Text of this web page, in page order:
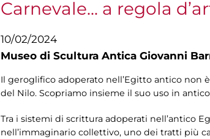
Carnevale... a regola
10/02/2024
Museo di Scultura Antica Giovanni
Il geroglifico adoperato nell’Egitto antico non
del Nilo. Scopriamo insieme il suo uso in
Tra i sistemi di scrittura adoperati nell’antico
nell’immaginario collettivo, uno dei tratti più